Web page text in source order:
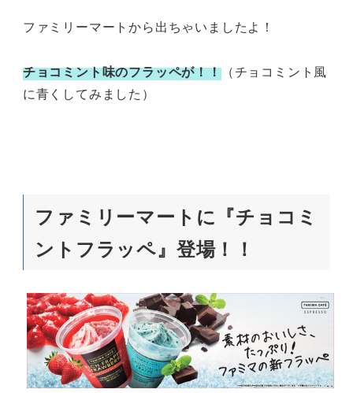
ファミリーマートから出ちゃいましたよ！
チョコミント味のフラッペが！！（チョコミント風
に青くしてみました）
ファミリーマートに『チョコミ
ントフラッペ』登場！！